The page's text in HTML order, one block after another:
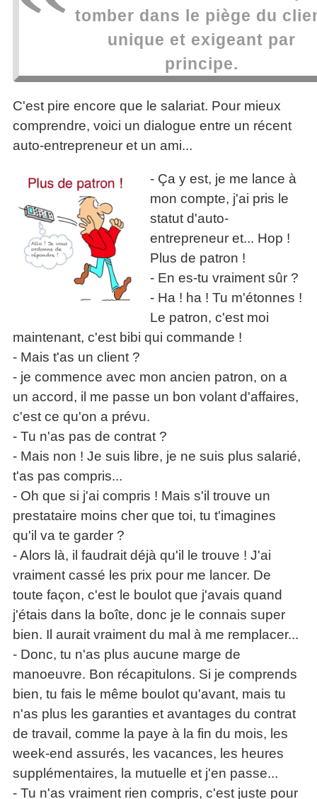
tomber dans le piège du
unique et exigeant par
principe.
C'est pire encore que le salariat. Pour mieux
comprendre, voici un dialogue entre un récent
auto-entrepreneur et un ami...
- Ça y est, je me lance à
mon compte, j'ai pris le
statut d'auto-
entrepreneur et... Hop !
Plus de patron !
- En es-tu vraiment sûr ?
- Ha ! ha ! Tu m'étonnes !
Le patron, c'est moi
maintenant, c'est bibi qui commande !
- Mais t'as un client ?
- je commence avec mon ancien patron, on a
un accord, il me passe un bon volant d'affaires,
c'est ce qu'on a prévu.
- Tu n'as pas de contrat ?
- Mais non ! Je suis libre, je ne suis plus salarié,
t'as pas compris...
- Oh que si j'ai compris ! Mais s'il trouve un
prestataire moins cher que toi, tu t'imagines
qu'il va te garder ?
- Alors là, il faudrait déjà qu'il le trouve ! J'ai
vraiment cassé les prix pour me lancer. De
toute façon, c'est le boulot que j'avais quand
j'étais dans la boîte, donc je le connais super
bien. Il aurait vraiment du mal à me remplacer...
- Donc, tu n'as plus aucune marge de
manoeuvre. Bon récapitulons. Si je comprends
bien, tu fais le même boulot qu'avant, mais tu
n'as plus les garanties et avantages du contrat
de travail, comme la paye à la fin du mois, les
week-end assurés, les vacances, les heures
supplémentaires, la mutuelle et j'en passe...
- Tu n'as vraiment rien compris, c'est juste pour